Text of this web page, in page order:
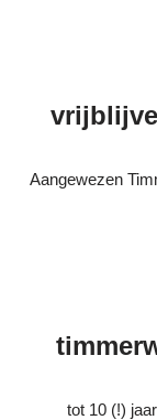
Aangewezen
tot 10 (!)